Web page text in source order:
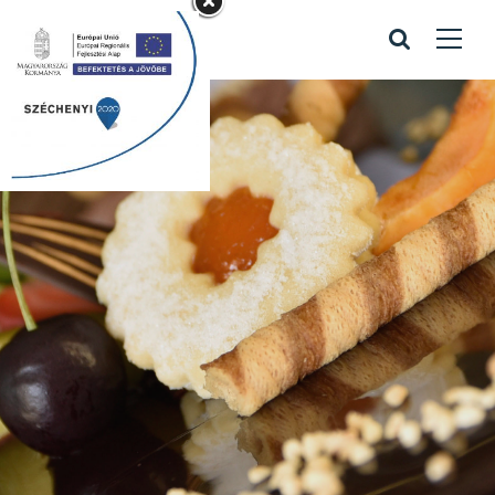
Kapcsolattartó
bejegyzés
Home / Kapcsolattartó bejegyzés